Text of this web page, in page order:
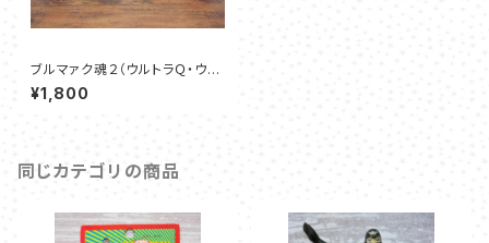
ブルマァク魂２（ウルトラＱ・ウル
トラマン）ガシャポン HGシリー
ズ 全６種セット
¥1,800
同じカテゴリの商品